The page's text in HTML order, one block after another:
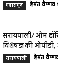
महासमुंद/
महासमुंद हेमंत वैष्णव
सरायपाली/ ओम